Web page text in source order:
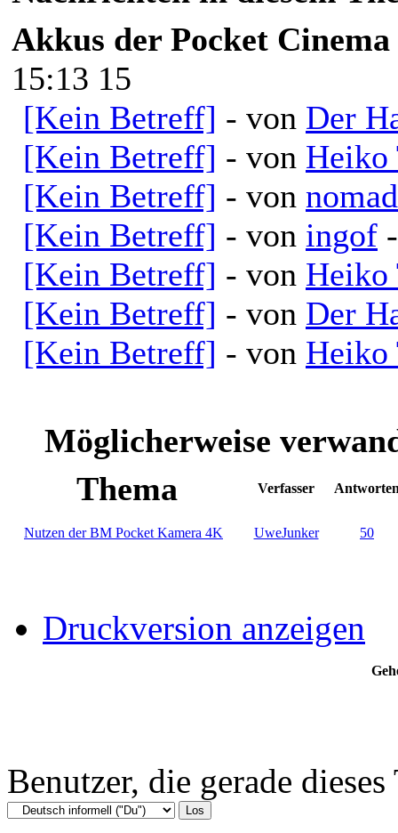
Akkus der Pocket
15:13 15
[Kein Betreff] - von Der
[Kein Betreff] - von Heiko
[Kein Betreff] - von
[Kein Betreff] - von ingof
[Kein Betreff] - von Heiko
[Kein Betreff] - von Der
[Kein Betreff] - von Heiko
Möglicherweise
Thema
Verfasser
Nutzen der BM Pocket Kamera 4K UweJunker 50
Druckversion anzeigen
Benutzer, die gerade